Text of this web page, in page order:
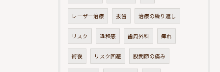
レーザー治療 抜歯 治療の繰り返し
リスク 違和感 歯周外科 痺れ
術後 リスク回避 股関節の痛み